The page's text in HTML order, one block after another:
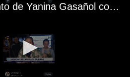
El mal momento de Yanina Gasañol con un hincha argentino en "Subrayado"